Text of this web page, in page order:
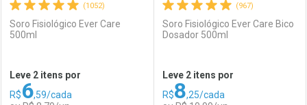
(1052)
Soro Fisiológico Ever Care
500ml
Leve 2 itens por
R$6,59/cada
(967)
Soro Fisiológico Ever Care Bico
Dosador 500ml
Leve 2 itens por
R$8,25/cada